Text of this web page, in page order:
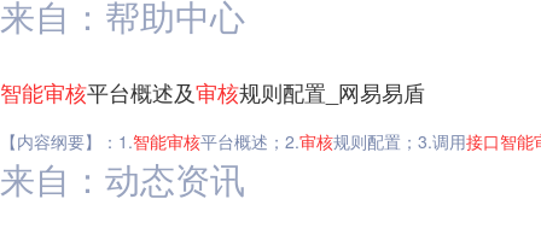
来自：帮助中心
智能审核平台概述及审核规则配置_网易易盾
【内容纲要】：1.智能审核平台概述；2.审核规则配置；3.调用接口智能
来自：动态资讯